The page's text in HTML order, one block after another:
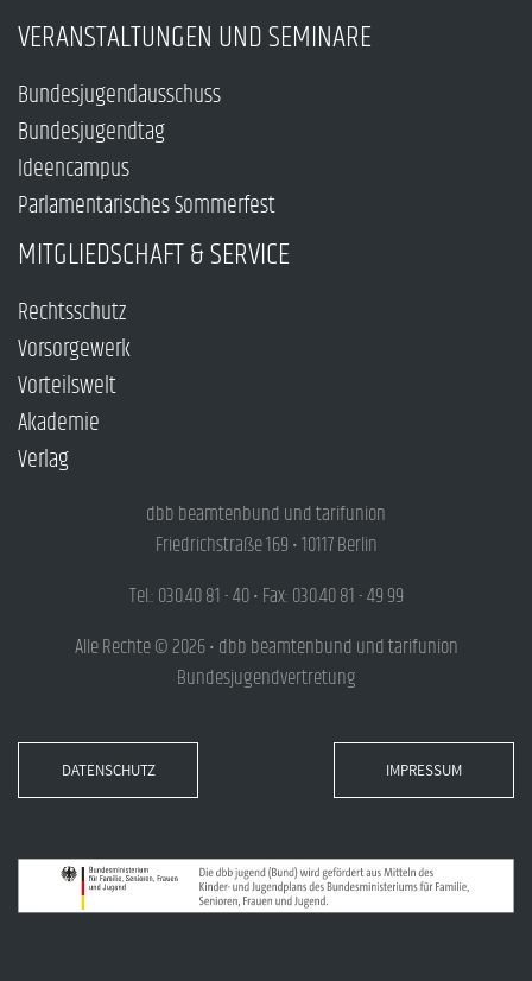
VERANSTALTUNGEN UND SEMINARE
Bundesjugendausschuss
Bundesjugendtag
Ideencampus
Parlamentarisches Sommerfest
MITGLIEDSCHAFT & SERVICE
Rechtsschutz
Vorsorgewerk
Vorteilswelt
Akademie
Verlag
dbb beamtenbund und tarifunion
Friedrichstraße 169 • 10117 Berlin
Tel.: 030.40 81 - 40 • Fax: 030.40 81 - 49 99
Alle Rechte © 2026 • dbb beamtenbund und tarifunion
Bundesjugendvertretung
DATENSCHUTZ IMPRESSUM